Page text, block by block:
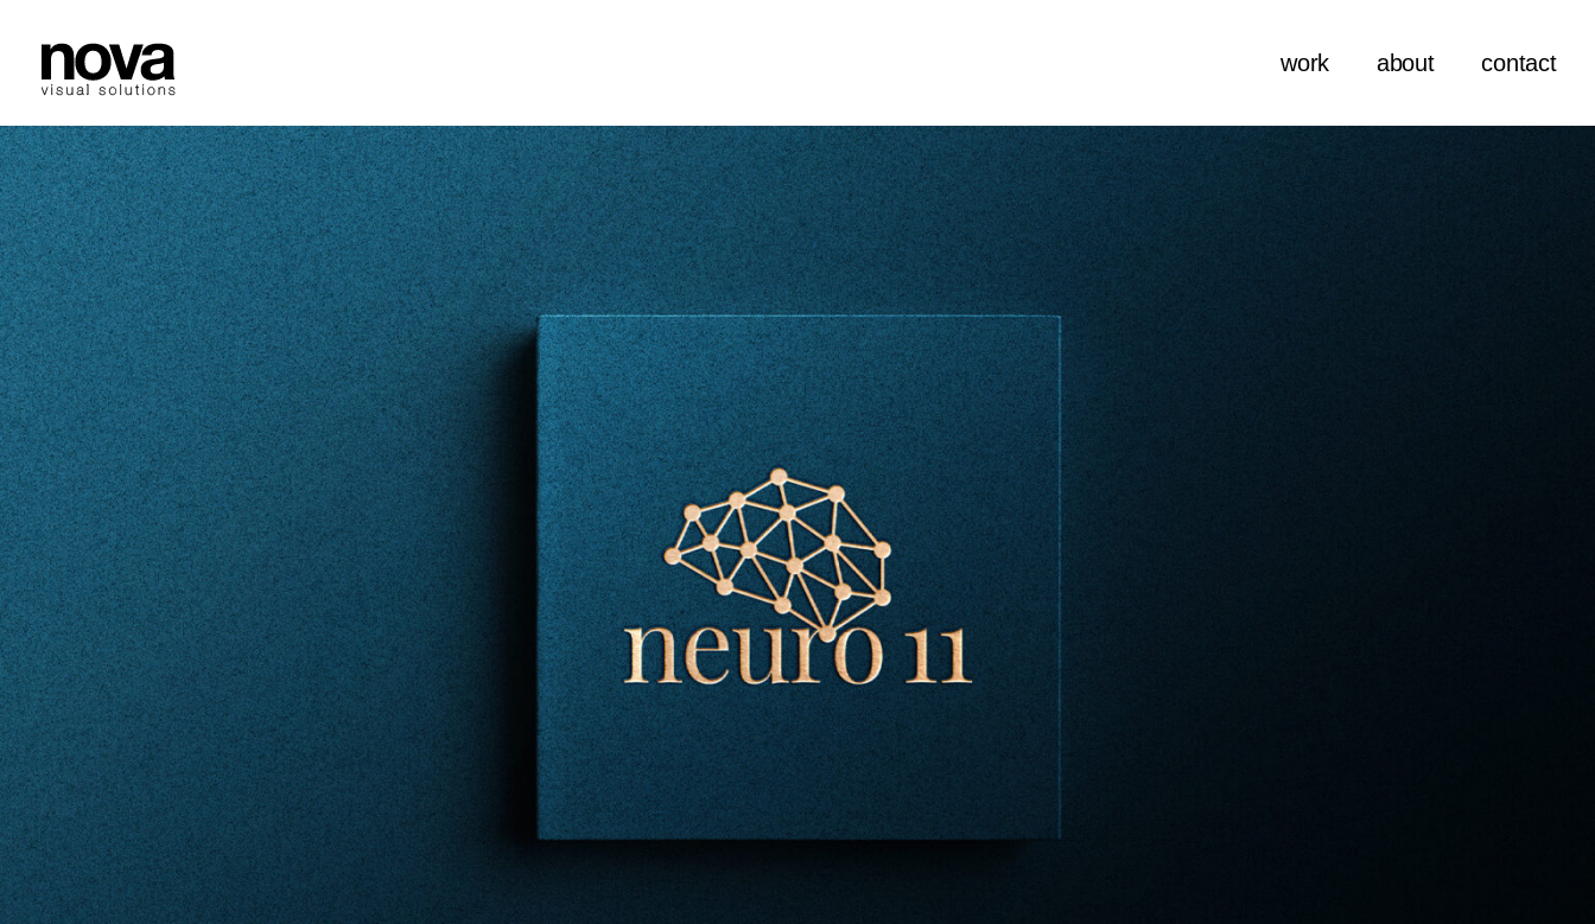
work about contact